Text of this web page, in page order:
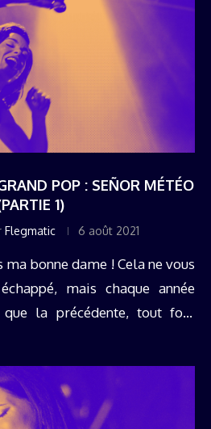
POP : SEÑOR MÉTÉO
1)
Flegmatic 6 août 2021
ma bonne dame ! Cela ne vous
mais chaque année
la précédente, tout fout